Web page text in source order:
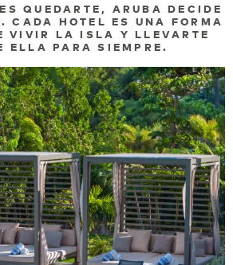
QUEDARTE, ARUBA DECIDE
CADA HOTEL ES UNA FORMA
VIVIR LA ISLA Y LLEVARTE
ELLA PARA SIEMPRE.